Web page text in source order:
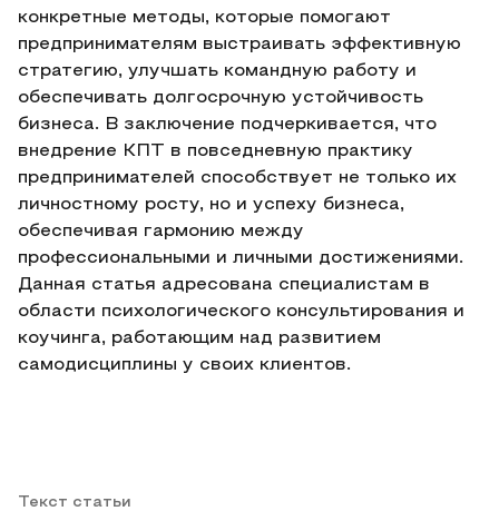
конкретные методы, которые помогают
предпринимателям выстраивать эффективную
стратегию, улучшать командную работу и
обеспечивать долгосрочную устойчивость
бизнеса. В заключение подчеркивается, что
внедрение КПТ в повседневную практику
предпринимателей способствует не только их
личностному росту, но и успеху бизнеса,
обеспечивая гармонию между
профессиональными и личными достижениями.
Данная статья адресована специалистам в
области психологического консультирования и
коучинга, работающим над развитием
самодисциплины у своих клиентов.
Текст статьи